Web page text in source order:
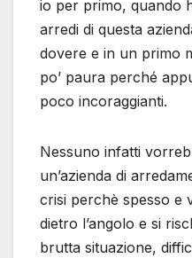
io per primo, quando
arredi di questa
dovere e in un primo
po’ paura perché
poco incoraggianti.
Nessuno infatti
un’azienda di
crisi perchè spesso e
dietro l’angolo e si
brutta situazione,